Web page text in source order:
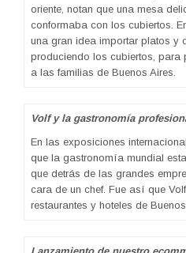
oriente, notan que una mesa
conformaba con los cubiertos.
una gran idea importar platos y
produciendo los cubiertos, para
a las familias de Buenos Aires.
Volf y la gastronomía
En las exposiciones
que la gastronomía mundial
que detrás de las grandes
cara de un chef. Fue así que
restaurantes y hoteles de